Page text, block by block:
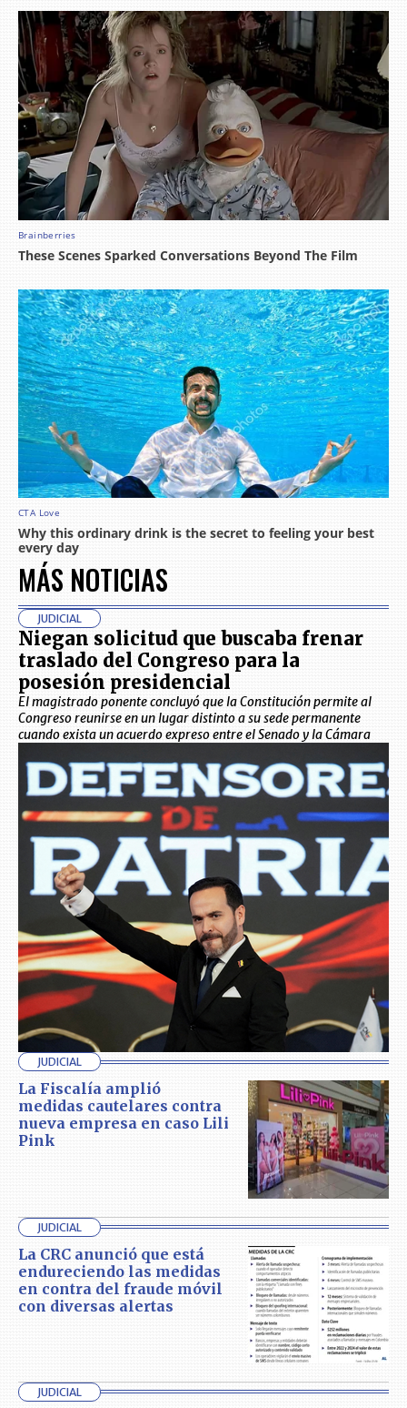
MÁS NOTICIAS
JUDICIAL
Niegan solicitud que buscaba frenar
traslado del Congreso para la
posesión presidencial
El magistrado ponente concluyó que la Constitución permite al
Congreso reunirse en un lugar distinto a su sede permanente
cuando exista un acuerdo expreso entre el Senado y la Cámara
JUDICIAL
La Fiscalía amplió
medidas cautelares contra
nueva empresa en caso Lili
Pink
JUDICIAL
La CRC anunció que está
endureciendo las medidas
en contra del fraude móvil
con diversas alertas
JUDICIAL